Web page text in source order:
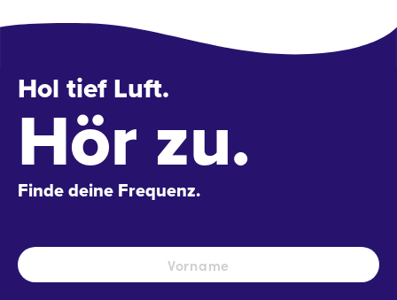
Hol tief Luft.
Hör zu.
Finde deine Frequenz.
Name *